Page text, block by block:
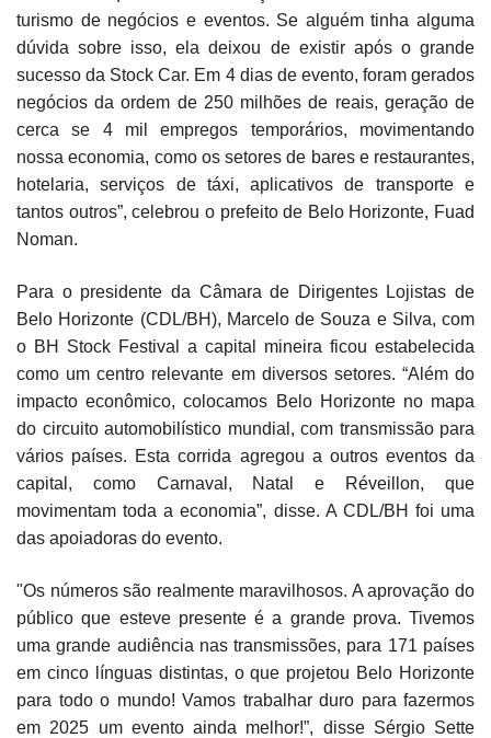
turismo de negócios e eventos. Se alguém tinha alguma
dúvida sobre isso, ela deixou de existir após o grande
sucesso da Stock Car. Em 4 dias de evento, foram gerados
negócios da ordem de 250 milhões de reais, geração de
cerca se 4 mil empregos temporários, movimentando
nossa economia, como os setores de bares e restaurantes,
hotelaria, serviços de táxi, aplicativos de transporte e
tantos outros”, celebrou o prefeito de Belo Horizonte, Fuad
Noman.
Para o presidente da Câmara de Dirigentes Lojistas de
Belo Horizonte (CDL/BH), Marcelo de Souza e Silva, com
o BH Stock Festival a capital mineira ficou estabelecida
como um centro relevante em diversos setores. “Além do
impacto econômico, colocamos Belo Horizonte no mapa
do circuito automobilístico mundial, com transmissão para
vários países. Esta corrida agregou a outros eventos da
capital, como Carnaval, Natal e Réveillon, que
movimentam toda a economia”, disse. A CDL/BH foi uma
das apoiadoras do evento.
"Os números são realmente maravilhosos. A aprovação do
público que esteve presente é a grande prova. Tivemos
uma grande audiência nas transmissões, para 171 países
em cinco línguas distintas, o que projetou Belo Horizonte
para todo o mundo! Vamos trabalhar duro para fazermos
em 2025 um evento ainda melhor!”, disse Sérgio Sette